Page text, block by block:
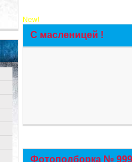
New!
С масленицей !
Фотоподборка №